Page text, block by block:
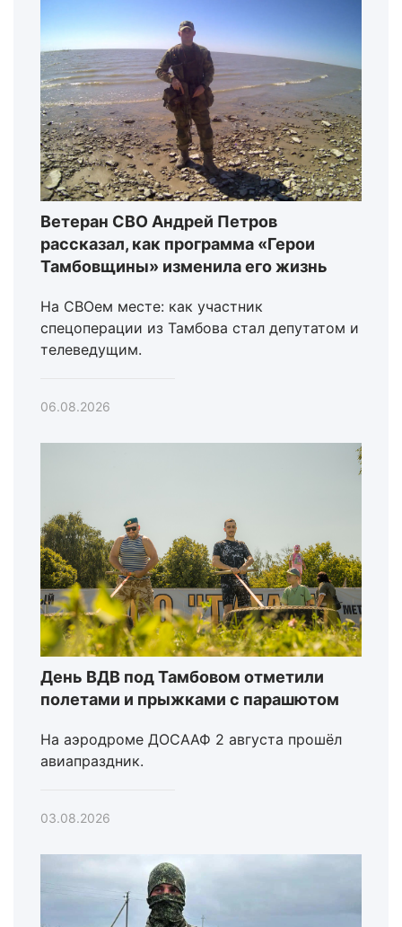
Ветеран СВО Андрей Петров
рассказал, как программа «Герои
Тамбовщины» изменила его жизнь
На СВОем месте: как участник
спецоперации из Тамбова стал депутатом и
телеведущим.
06.08.2026
День ВДВ под Тамбовом отметили
полетами и прыжками с парашютом
На аэродроме ДОСААФ 2 августа прошёл
авиапраздник.
03.08.2026